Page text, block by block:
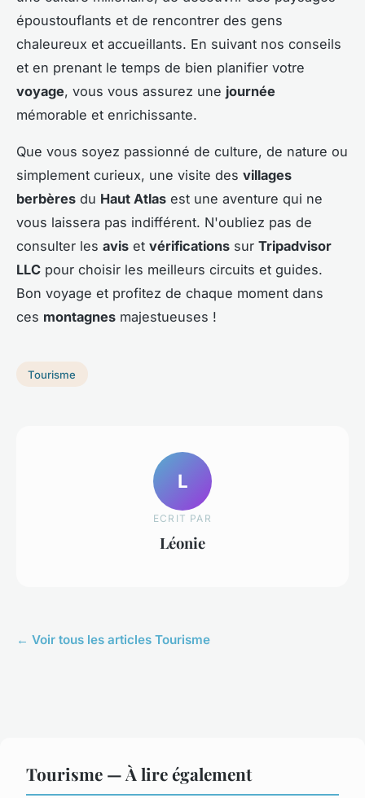
époustouflants et de rencontrer des gens
chaleureux et accueillants. En suivant nos conseils
et en prenant le temps de bien planifier votre
voyage, vous vous assurez une journée
mémorable et enrichissante.
Que vous soyez passionné de culture, de nature ou
simplement curieux, une visite des villages
berbères du Haut Atlas est une aventure qui ne
vous laissera pas indifférent. N'oubliez pas de
consulter les avis et vérifications sur Tripadvisor
LLC pour choisir les meilleurs circuits et guides.
Bon voyage et profitez de chaque moment dans
ces montagnes majestueuses !
Tourisme
L
ECRIT PAR
Léonie
← Voir tous les articles Tourisme
Tourisme — À lire également